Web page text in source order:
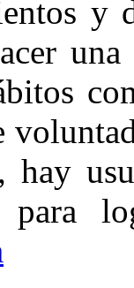
y
una
hay
para